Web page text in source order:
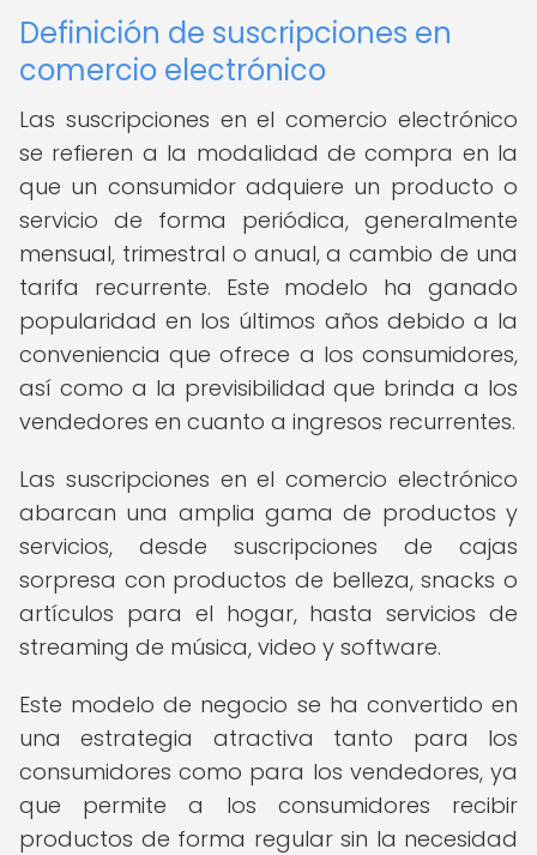
Definición de suscripciones en
comercio electrónico
Las suscripciones en el comercio electrónico
se refieren a la modalidad de compra en la
que un consumidor adquiere un producto o
servicio de forma periódica, generalmente
mensual, trimestral o anual, a cambio de una
tarifa recurrente. Este modelo ha ganado
popularidad en los últimos años debido a la
conveniencia que ofrece a los consumidores,
así como a la previsibilidad que brinda a los
vendedores en cuanto a ingresos recurrentes.
Las suscripciones en el comercio electrónico
abarcan una amplia gama de productos y
servicios, desde suscripciones de cajas
sorpresa con productos de belleza, snacks o
artículos para el hogar, hasta servicios de
streaming de música, video y software.
Este modelo de negocio se ha convertido en
una estrategia atractiva tanto para los
consumidores como para los vendedores, ya
que permite a los consumidores recibir
productos de forma regular sin la necesidad